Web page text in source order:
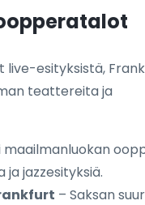
live-esityksistä,
teattereita ja
maailmanluokan
ja jazzesityksiä.
– Saksan